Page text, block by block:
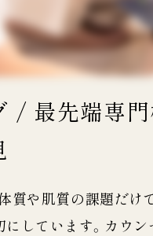
/ 最先端専
質や肌質の課題だけ
しています。カウ